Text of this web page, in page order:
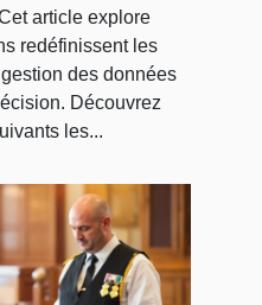
article explore
redéfinissent les
des données
Découvrez
les...